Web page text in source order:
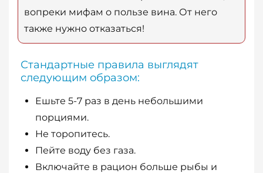
вопреки мифам о пользе вина. От него
также нужно отказаться!
Стандартные правила выглядят
следующим образом:
Ешьте 5-7 раз в день небольшими
порциями.
Не торопитесь.
Пейте воду без газа.
Включайте в рацион больше рыбы и